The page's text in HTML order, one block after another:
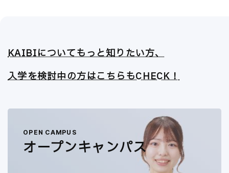
KAIBIについてもっと知りたい方、
入学を検討中の方はこちらもCHECK！
OPEN CAMPUS
オープンキャンパス